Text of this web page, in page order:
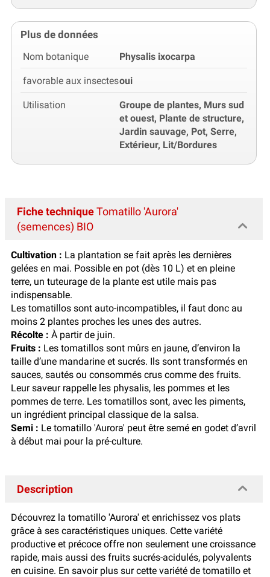
Plus de données
Nom botanique Physalis ixocarpa
favorable aux insectesoui
Utilisation
Groupe de plantes, Murs sud
et ouest, Plante de structure,
Jardin sauvage, Pot, Serre,
Extérieur, Lit/Bordures
Fiche techniqueTomatillo 'Aurora'
(semences) BIO
Cultivation : La plantation se fait après les dernières
gelées en mai. Possible en pot (dès 10 L) et en pleine
terre, un tuteurage de la plante est utile mais pas
indispensable.
Les tomatillos sont auto-incompatibles, il faut donc au
moins 2 plantes proches les unes des autres.
Récolte : À partir de juin.
Fruits : Les tomatillos sont mûrs en jaune, d’environ la
taille d’une mandarine et sucrés. Ils sont transformés en
sauces, sautés ou consommés crus comme des fruits.
Leur saveur rappelle les physalis, les pommes et les
pommes de terre. Les tomatillos sont, avec les piments,
un ingrédient principal classique de la salsa.
Semi : Le tomatillo 'Aurora' peut être semé en godet d’avril
à début mai pour la pré-culture.
Description
Découvrez la tomatillo 'Aurora' et enrichissez vos plats
grâce à ses caractéristiques uniques. Cette variété
productive et précoce offre non seulement une croissance
rapide, mais aussi des fruits sucrés-acidulés, polyvalents
en cuisine. En savoir plus sur cette variété de tomatillo et